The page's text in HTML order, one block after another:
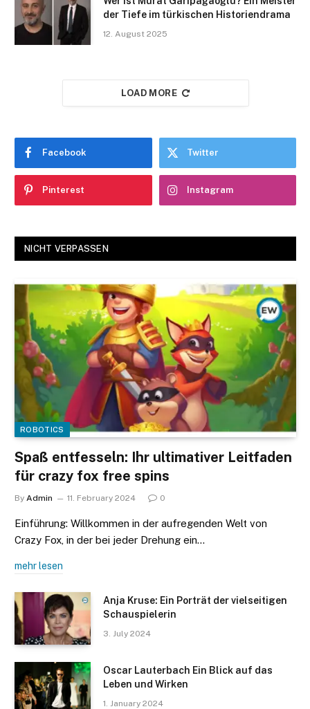
der Tiefe im türkischen Historiendrama​
12. August 2025
LOAD MORE
Facebook Twitter
Pinterest Instagram
NICHT VERPASSEN
ROBOTICS
Spaß entfesseln: Ihr ultimativer Leitfaden
für crazy fox free spins
By Admin 11. February 2024 0
Einführung: Willkommen in der aufregenden Welt von
Crazy Fox, in der bei jeder Drehung ein…
mehr lesen
Anja Kruse: Ein Porträt der vielseitigen
Schauspielerin
3. July 2024
Oscar Lauterbach Ein Blick auf das
Leben und Wirken
1. January 2024